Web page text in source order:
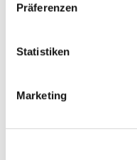
Präferenzen
Statistiken
Marketing